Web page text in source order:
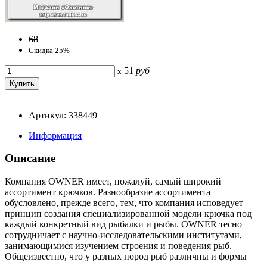
68
Скидка 25%
x 51 руб
Артикул: 338449
Информация
Описание
Компания OWNER имеет, пожалуй, самый широкий
ассортимент крючков. Разнообразие ассортимента
обусловлено, прежде всего, тем, что компания исповедует
принцип создания специализированной модели крючка под
каждый конкретный вид рыбалки и рыбы. OWNER тесно
сотрудничает с научно-исследовательскими институтами,
занимающимися изучением строения и поведения рыб.
Общеизвестно, что у разных пород рыб различны и формы